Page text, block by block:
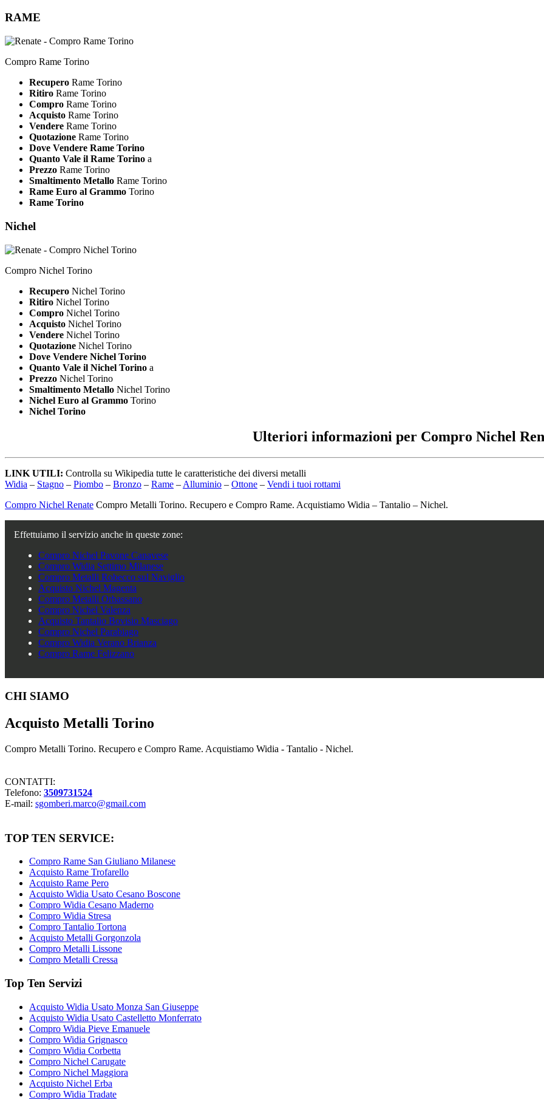
RAME
Compro Rame Torino
Recupero Rame Torino
Ritiro Rame Torino
Compro Rame Torino
Acquisto Rame Torino
Vendere Rame Torino
Quotazione Rame Torino
Dove Vendere Rame Torino
Quanto Vale il Rame Torino a
Prezzo Rame Torino
Smaltimento Metallo Rame Torino
Rame Euro al Grammo Torino
Rame Torino
Nichel
Compro Nichel Torino
Recupero Nichel Torino
Ritiro Nichel Torino
Compro Nichel Torino
Acquisto Nichel Torino
Vendere Nichel Torino
Quotazione Nichel Torino
Dove Vendere Nichel Torino
Quanto Vale il Nichel Torino a
Prezzo Nichel Torino
Smaltimento Metallo Nichel Torino
Nichel Euro al Grammo Torino
Nichel Torino
Ulteriori informazioni per Compro Nichel
LINK UTILI: Controlla su Wikipedia tutte le caratteristiche dei diversi metalli
Widia – Stagno – Piombo – Bronzo – Rame – Alluminio – Ottone – Vendi i tuoi rottami
Compro Nichel Renate Compro Metalli Torino. Recupero e Compro Rame. Acquistiamo Widia – Tantalio – Nichel.
Effettuiamo il servizio anche in queste zone:
Compro Nichel Pavone Canavese
Compro Widia Settimo Milanese
Compro Metalli Robecco sul Naviglio
Acquisto Nichel Magenta
Compro Metalli Orbassano
Compro Nichel Valenza
Acquisto Tantalio Bovisio Masciago
Compro Nichel Parabiago
Compro Widia Verano Brianza
Compro Rame Felizzano
Footer
CHI SIAMO
Acquisto Metalli Torino
Compro Metalli Torino. Recupero e Compro Rame. Acquistiamo Widia - Tantalio - Nichel.
CONTATTI:
Telefono: 3509731524
E-mail: sgomberi.marco@gmail.com
TOP TEN SERVICE:
Compro Rame San Giuliano Milanese
Acquisto Rame Trofarello
Acquisto Rame Pero
Acquisto Widia Usato Cesano Boscone
Compro Widia Cesano Maderno
Compro Widia Stresa
Compro Tantalio Tortona
Acquisto Metalli Gorgonzola
Compro Metalli Lissone
Compro Metalli Cressa
Top Ten Servizi
Acquisto Widia Usato Monza San Giuseppe
Acquisto Widia Usato Castelletto Monferrato
Compro Widia Pieve Emanuele
Compro Widia Grignasco
Compro Widia Corbetta
Compro Nichel Carugate
Compro Nichel Maggiora
Acquisto Nichel Erba
Compro Widia Tradate